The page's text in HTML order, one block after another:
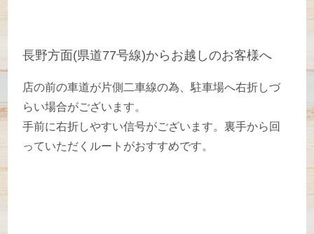
長野方面(県道77号線)からお越しのお客様へ
店の前の車道が片側二車線の為、駐車場へ右折しづ
らい場合がございます。
手前に右折しやすい信号がございます。裏手から回
っていただくルートがおすすめです。